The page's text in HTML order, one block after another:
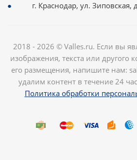
г. Краснодар, ул. Зиповская,
2018 - 2026 © Valles.ru. Если вы
изображения, текста или другого
его размещения, напишите нам:
удалим контент в течение 24
Политика обработки